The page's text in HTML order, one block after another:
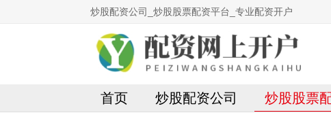
炒股配资公司_炒股股票配资平台_专业配资开户
首页 炒股配资公司 炒股股票